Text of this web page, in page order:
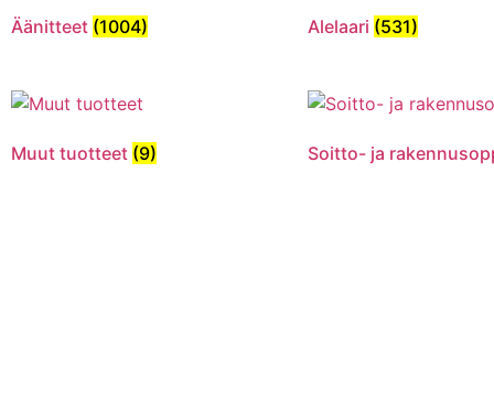
Äänitteet (1004) Alelaari (531)
Muut tuotteet (9) Soitto- ja